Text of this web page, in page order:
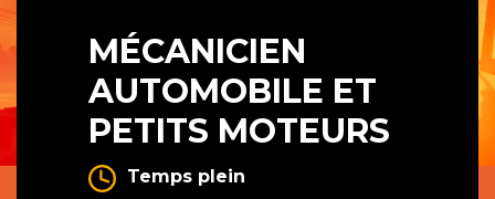
MÉCANICIEN
AUTOMOBILE ET
PETITS MOTEURS
Temps plein